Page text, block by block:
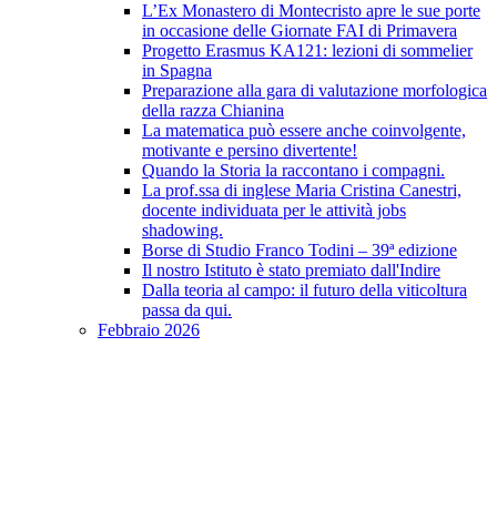
L’Ex Monastero di Montecristo apre le sue porte
in occasione delle Giornate FAI di Primavera
Progetto Erasmus KA121: lezioni di sommelier
in Spagna
Preparazione alla gara di valutazione morfologica
della razza Chianina
La matematica può essere anche coinvolgente,
motivante e persino divertente!
Quando la Storia la raccontano i compagni.
La prof.ssa di inglese Maria Cristina Canestri,
docente individuata per le attività jobs
shadowing.
Borse di Studio Franco Todini – 39ª edizione
Il nostro Istituto è stato premiato dall'Indire
Dalla teoria al campo: il futuro della viticoltura
passa da qui.
Febbraio 2026